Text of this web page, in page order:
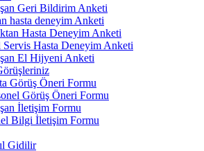
Geri Bildirim Anketi
hasta deneyim Anketi
Hasta Deneyim Anketi
Hasta Deneyim Anketi
El Hijyeni Anketi
Görüş Öneri Formu
Görüş Öneri Formu
İletişim Formu
Bilgi İletişim Formu
Gidilir